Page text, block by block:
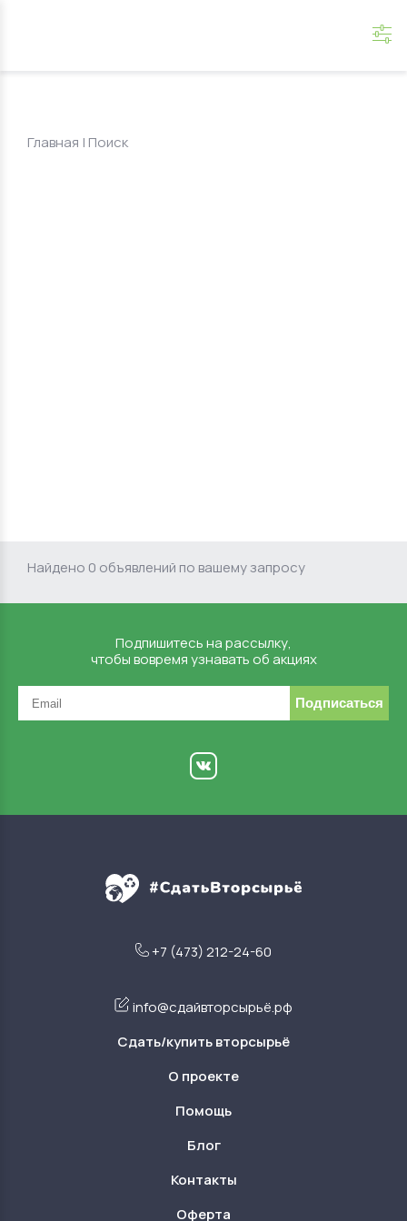
Главная | Поиск
Найдено 0 объявлений по вашему запросу
Подпишитесь на рассылку,
чтобы вовремя узнавать об акциях
Подписаться
+7 (473) 212-24-60
info@сдайвторсырьё.рф
Сдать/купить вторсырьё
О проекте
Помощь
Блог
Контакты
Оферта